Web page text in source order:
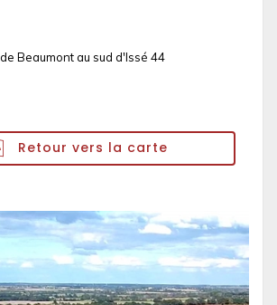
Beaumont au sud d'Issé 44
Retour vers la carte